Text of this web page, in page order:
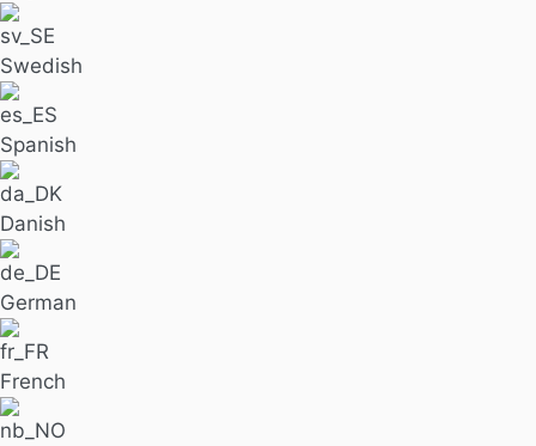
Swedish
Spanish
Danish
German
French